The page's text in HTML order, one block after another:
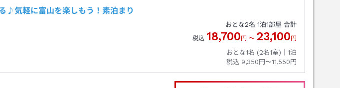
♪気軽に富山を楽しもう！素泊まり
おとな2名 1泊1部屋 合計
税込 18,700 円 〜 23,100 円
おとな1名 (2名1室)｜ 1泊
税込 9,350円〜11,550円